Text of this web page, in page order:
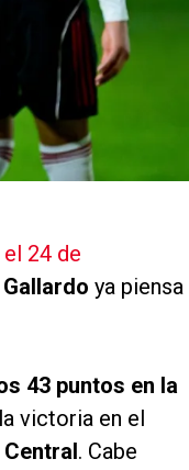
24 de
Gallardo ya piensa
43 puntos en la
victoria en el
. Cabe